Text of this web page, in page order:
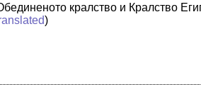
кралство и Кралство
)